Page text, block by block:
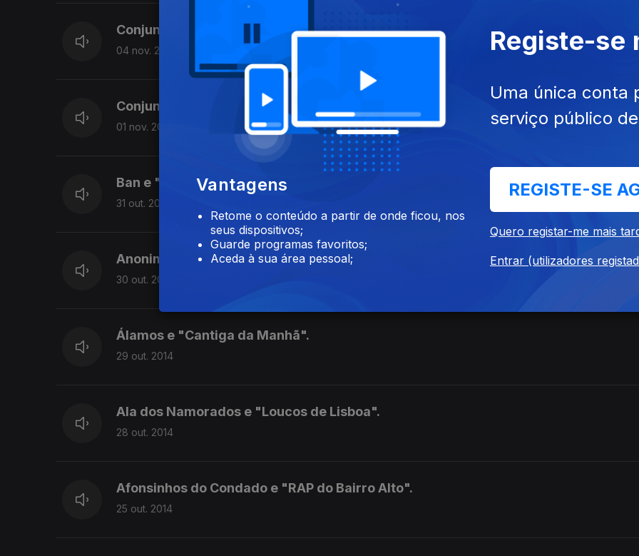
Conjunto Mistério e "Alecrim".
04 nov. 2014
Conjunto Maria Albertina e "O Emigrante".
01 nov. 2014
Ban e "Rosa Flor".
31 out. 2014
Anonimato e "Homem do Campo".
30 out. 2014
Álamos e "Cantiga da Manhã".
29 out. 2014
Ala dos Namorados e "Loucos de Lisboa".
28 out. 2014
Afonsinhos do Condado e "RAP do Bairro Alto".
25 out. 2014
Vantagens
Retome o conteúdo a partir de onde ficou, nos
seus dispositivos;
Guarde programas favoritos;
Aceda à sua área pessoal;
Registe-se
Uma única conta
serviço público
REGISTE-SE
Quero registar-me mais
Entrar (utilizadores